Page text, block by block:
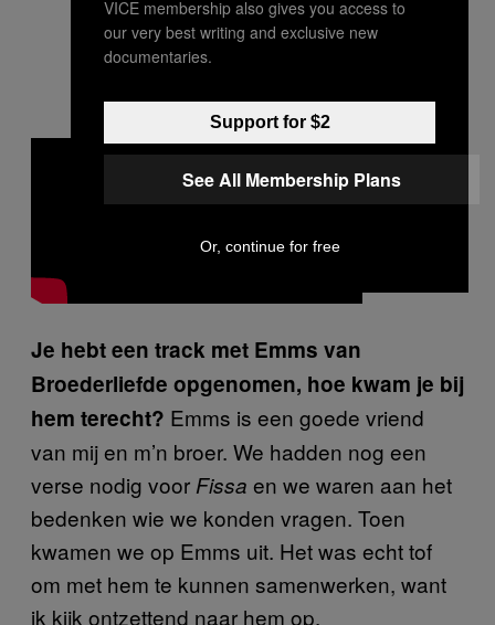
Je hebt een track met Emms van
Broederliefde opgenomen, hoe kwam je bij
hem terecht? Emms is een goede vriend
van mij en m’n broer. We hadden nog een
verse nodig voor Fissa en we waren aan het
bedenken wie we konden vragen. Toen
kwamen we op Emms uit. Het was echt tof
om met hem te kunnen samenwerken, want
ik kijk ontzettend naar hem op.
VICE membership also gives you access to
our very best writing and exclusive new
documentaries.
Support for $2
See All Membership Plans
Or, continue for free